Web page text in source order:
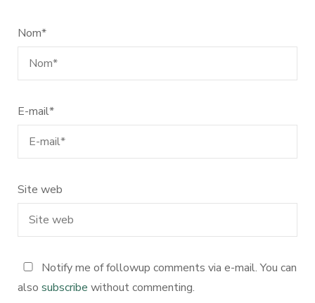
Nom*
E-mail*
Site web
Notify me of followup comments via e-mail. You can
also subscribe without commenting.